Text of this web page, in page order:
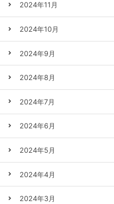
2024年11月
2024年10月
2024年9月
2024年8月
2024年7月
2024年6月
2024年5月
2024年4月
2024年3月